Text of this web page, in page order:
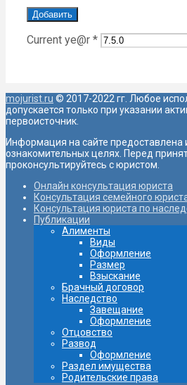
Current ye@r *
mojurist.ru © 2017-2022 гг. Любое
допускается только при указании
первоисточник.
Информация на сайте предоставлена
ознакомительных целях. Перед
проконсультируйтесь с юристом.
Онлайн консультация юриста
Консультация семейного
Консультация юриста по
Публикации
Алименты
Виды
Оформление
Размер
Взыскание
Брачный договор
Наследство
Завещание
Oформление
Отцовство
Развод
Оформление
Раздел имущества
Родительские права